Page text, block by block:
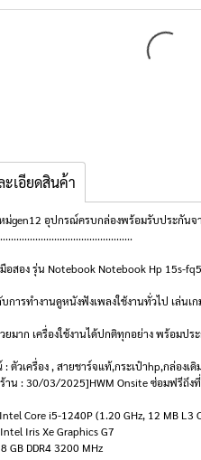
ะเอียดสินค้า
ม่gen12 อุปกรณ์ครบกล่องพร้อมรับประกันจ
อสอง รุ่น Notebook Notebook Hp 15s-
การทำงานดูหนังฟังเพลงใช้งานทั่วไป เล่นเ
วยมาก เครื่องใช้งานได้ปกติทุกอย่าง พร้อมป
ตัวเครื่อง , สายชาร์จแท้,กระเป๋าhp,กล่องเดิ
าน : 30/03/2025]HWM Onsite ซ่อมฟรีถึง
Core i5-1240P (1.20 GHz, 12 MB L3
Iris Xe Graphics G7
GB DDR4 3200 MHz